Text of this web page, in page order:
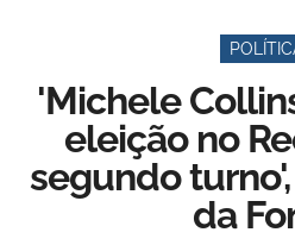
'Michele
eleição no
segundo
da